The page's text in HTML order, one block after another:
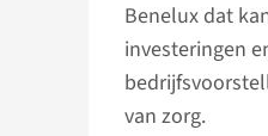
Benelux dat
investeringen
van zorg.